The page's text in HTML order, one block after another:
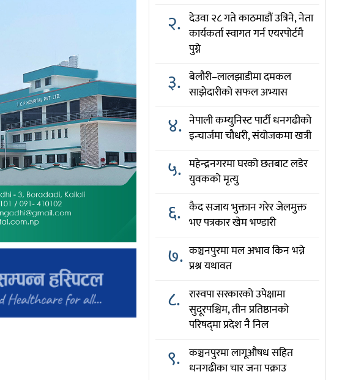
२. देउवा २८ गते काठमाडौं उत्रिने, नेता
कार्यकर्ता स्वागत गर्न एयरपोर्टमै
पुग्ने
३. बेलौरी–लालझाडीमा दमकल
साझेदारीको सफल अभ्यास
४. नेपाली कम्युनिस्ट पार्टी धनगढीको
इन्चार्जमा चौधरी, संयोजकमा खत्री
५. महेन्द्रनगरमा घरको छतबाट लडेर
युवकको मृत्यु
६. कैद सजाय भुक्तान गरेर जेलमुक्त
भए पत्रकार खेम भण्डारी
७. कञ्चनपुरमा मल अभाव किन भन्ने
प्रश्न यथावत
८. रास्वपा सरकारको उपेक्षामा
सुदूरपश्चिम, तीन प्रतिष्ठानको
परिषद्‌मा प्रदेश नै निल
९. कञ्चनपुरमा लागूऔषध सहित
धनगढीका चार जना पक्राउ